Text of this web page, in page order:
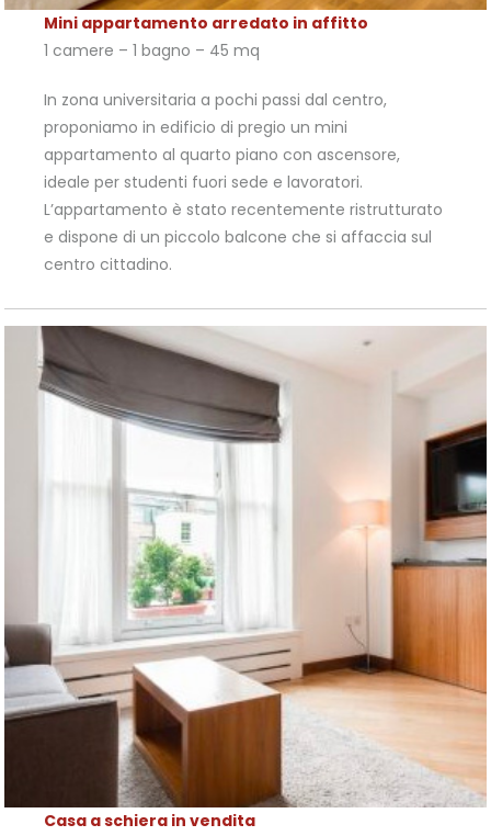
Mini appartamento arredato in affitto
1 camere – 1 bagno – 45 mq
In zona universitaria a pochi passi dal centro,
proponiamo in edificio di pregio un mini
appartamento al quarto piano con ascensore,
ideale per studenti fuori sede e lavoratori.
L’appartamento è stato recentemente ristrutturato
e dispone di un piccolo balcone che si affaccia sul
centro cittadino.
Casa a schiera in vendita